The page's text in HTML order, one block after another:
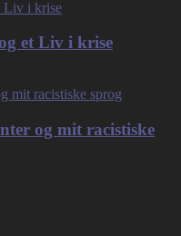
et Liv i krise
og mit racistiske